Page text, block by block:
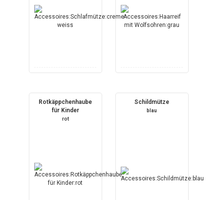
Rotkäppchenhaube
für Kinder
rot
Schildmütze
blau